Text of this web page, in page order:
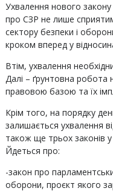
Ухвалення нового
про СЗР не лише
сектору безпеки і
кроком вперед у
Втім, ухвалення
Далі – ґрунтовна
правовою базою та їх
Крім того, на порядку
залишається ухвалення
також ще трьох законів
Йдеться про:
-закон про
оборони, проєкт якого